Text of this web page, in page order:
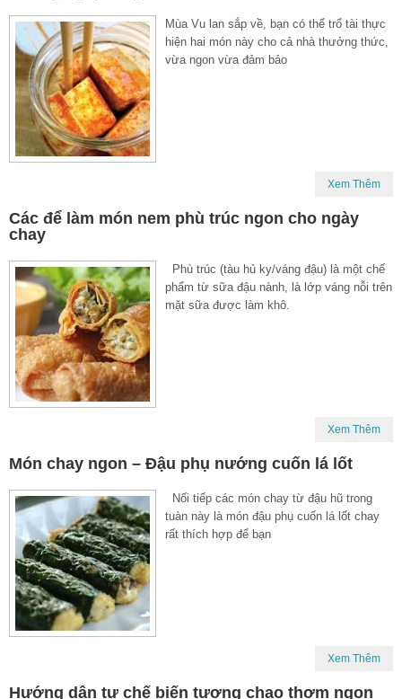
Mùa Vu lan sắp về, bạn có thể trổ tài thực
hiện hai món này cho cả nhà thưởng thức,
vừa ngon vừa đảm bảo
Xem Thêm
Các để làm món nem phù trúc ngon cho ngày
chay
Phù trúc (tàu hủ ky/váng đậu) là một chế
phẩm từ sữa đậu nành, là lớp váng nỗi trên
mặt sữa được làm khô.
Xem Thêm
Món chay ngon – Đậu phụ nướng cuốn lá lốt
Nối tiếp các món chay từ đậu hũ trong
tuàn này là món đậu phụ cuốn lá lốt chay
rất thích hợp để bạn
Xem Thêm
Hướng dẫn tự chế biến tương chao thơm ngon